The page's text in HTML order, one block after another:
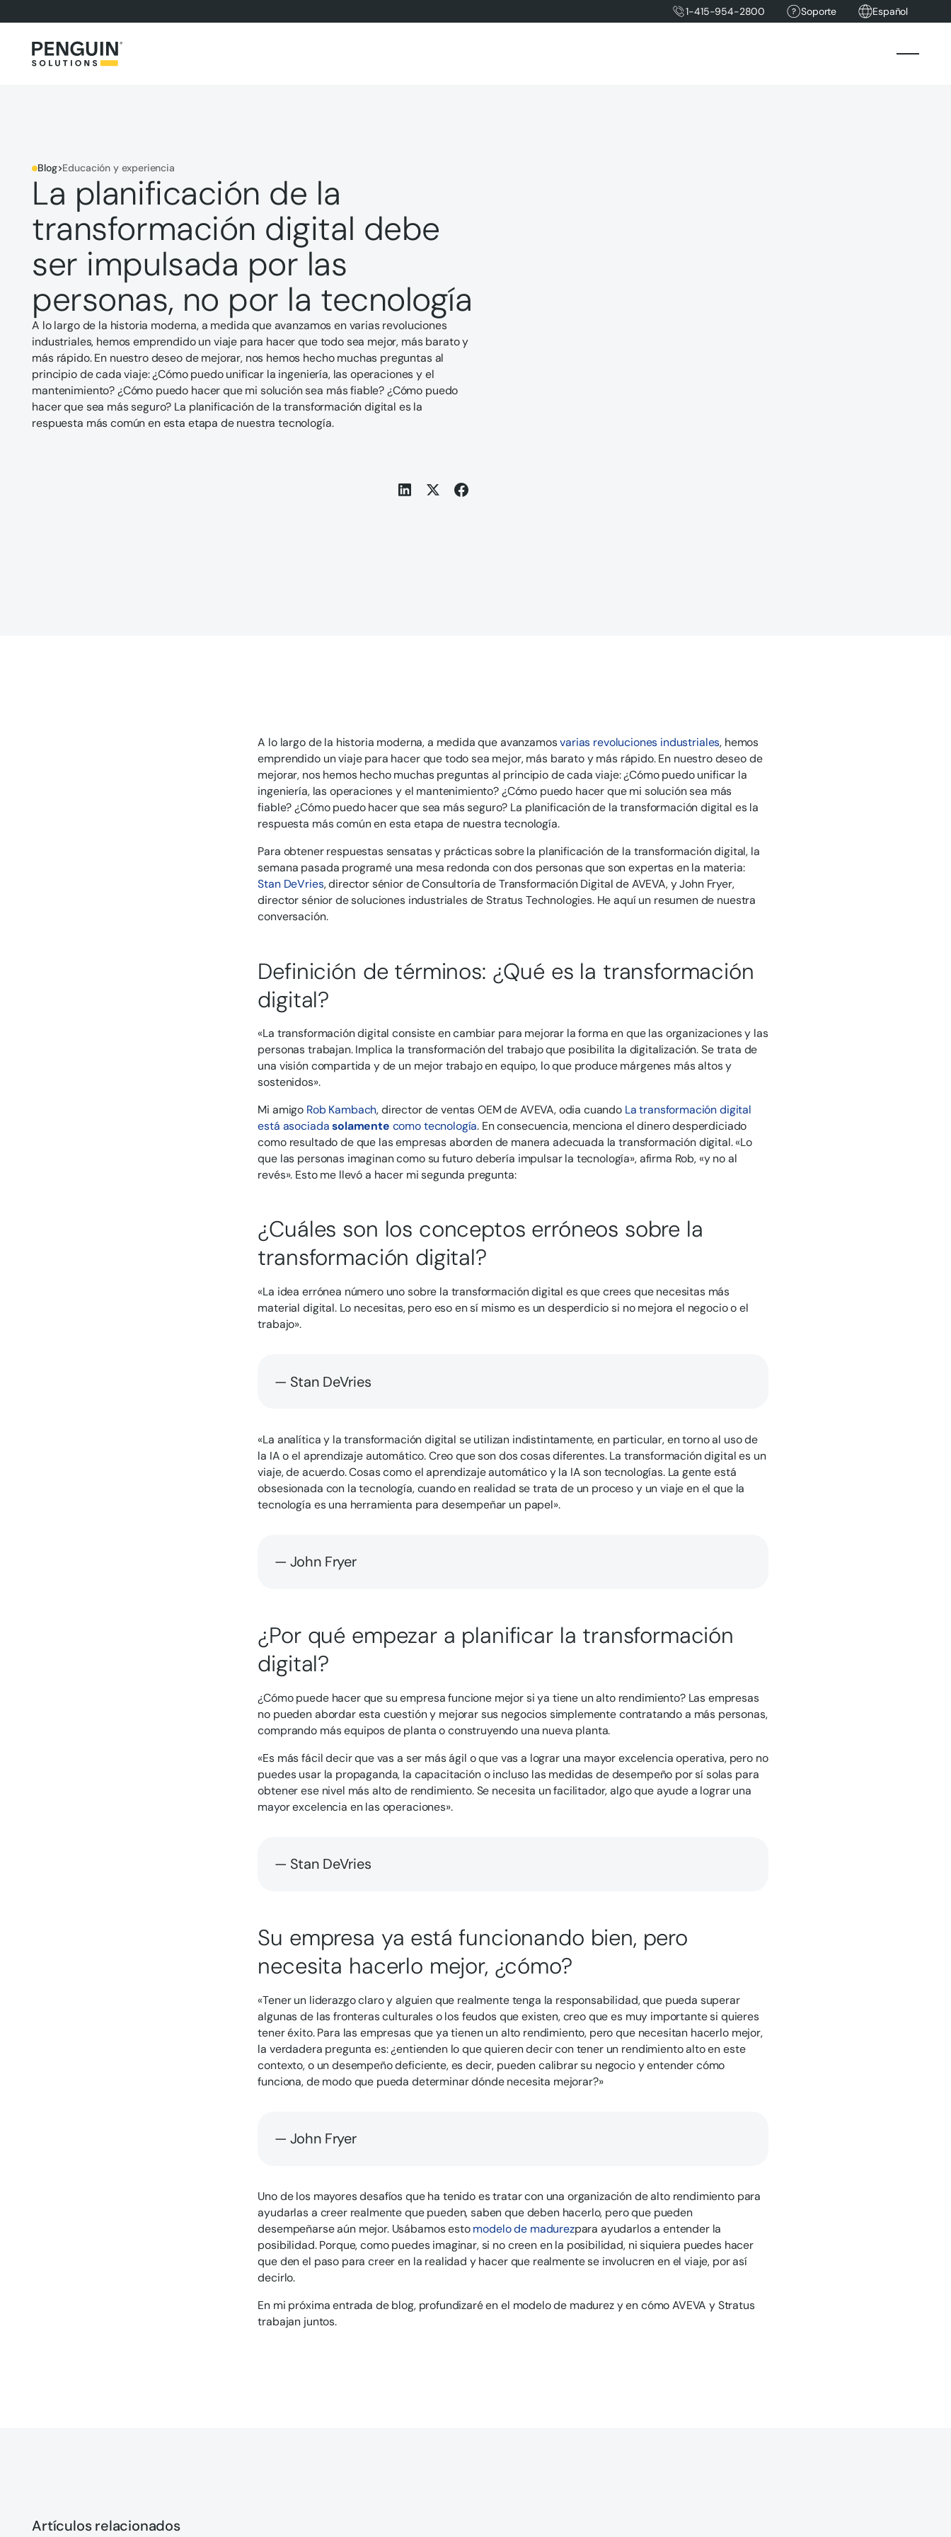
1-415-954-2800 Soporte Español
Blog>Educación y experiencia
La planificación de la
transformación digital debe
ser impulsada por las
personas, no por la tecnología
A lo largo de la historia moderna, a medida que avanzamos en varias revoluciones
industriales, hemos emprendido un viaje para hacer que todo sea mejor, más barato y
más rápido. En nuestro deseo de mejorar, nos hemos hecho muchas preguntas al
principio de cada viaje: ¿Cómo puedo unificar la ingeniería, las operaciones y el
mantenimiento? ¿Cómo puedo hacer que mi solución sea más fiable? ¿Cómo puedo
hacer que sea más seguro? La planificación de la transformación digital es la
respuesta más común en esta etapa de nuestra tecnología.
A lo largo de la historia moderna, a medida que avanzamosvarias revoluciones industriales, hemos
emprendido un viaje para hacer que todo sea mejor, más barato y más rápido. En nuestro deseo de
mejorar, nos hemos hecho muchas preguntas al principio de cada viaje: ¿Cómo puedo unificar la
ingeniería, las operaciones y el mantenimiento? ¿Cómo puedo hacer que mi solución sea más
fiable? ¿Cómo puedo hacer que sea más seguro? La planificación de la transformación digital es la
respuesta más común en esta etapa de nuestra tecnología.
Para obtener respuestas sensatas y prácticas sobre la planificación de la transformación digital, la
semana pasada programé una mesa redonda con dos personas que son expertas en la materia:
Stan DeVries, director sénior de Consultoría de Transformación Digital de AVEVA, y John Fryer,
director sénior de soluciones industriales de Stratus Technologies. He aquí un resumen de nuestra
conversación.
Definición de términos: ¿Qué es la transformación
digital?
«La transformación digital consiste en cambiar para mejorar la forma en que las organizaciones y las
personas trabajan. Implica la transformación del trabajo que posibilita la digitalización. Se trata de
una visión compartida y de un mejor trabajo en equipo, lo que produce márgenes más altos y
sostenidos».
Mi amigo Rob Kambach, director de ventas OEM de AVEVA, odia cuando La transformación digital
está asociadasolamente como tecnología. En consecuencia, menciona el dinero desperdiciado
como resultado de que las empresas aborden de manera adecuada la transformación digital. «Lo
que las personas imaginan como su futuro debería impulsar la tecnología», afirma Rob, «y no al
revés». Esto me llevó a hacer mi segunda pregunta:
¿Cuáles son los conceptos erróneos sobre la
transformación digital?
«La idea errónea número uno sobre la transformación digital es que crees que necesitas más
material digital. Lo necesitas, pero eso en sí mismo es un desperdicio si no mejora el negocio o el
trabajo».
— Stan DeVries
«La analítica y la transformación digital se utilizan indistintamente, en particular, en torno al uso de
la IA o el aprendizaje automático. Creo que son dos cosas diferentes. La transformación digital es un
viaje, de acuerdo. Cosas como el aprendizaje automático y la IA son tecnologías. La gente está
obsesionada con la tecnología, cuando en realidad se trata de un proceso y un viaje en el que la
tecnología es una herramienta para desempeñar un papel».
— John Fryer
¿Por qué empezar a planificar la transformación
digital?
¿Cómo puede hacer que su empresa funcione mejor si ya tiene un alto rendimiento? Las empresas
no pueden abordar esta cuestión y mejorar sus negocios simplemente contratando a más personas,
comprando más equipos de planta o construyendo una nueva planta.
«Es más fácil decir que vas a ser más ágil o que vas a lograr una mayor excelencia operativa, pero no
puedes usar la propaganda, la capacitación o incluso las medidas de desempeño por sí solas para
obtener ese nivel más alto de rendimiento. Se necesita un facilitador, algo que ayude a lograr una
mayor excelencia en las operaciones».
— Stan DeVries
Su empresa ya está funcionando bien, pero
necesita hacerlo mejor, ¿cómo?
«Tener un liderazgo claro y alguien que realmente tenga la responsabilidad, que pueda superar
algunas de las fronteras culturales o los feudos que existen, creo que es muy importante si quieres
tener éxito. Para las empresas que ya tienen un alto rendimiento, pero que necesitan hacerlo mejor,
la verdadera pregunta es: ¿entienden lo que quieren decir con tener un rendimiento alto en este
contexto, o un desempeño deficiente, es decir, pueden calibrar su negocio y entender cómo
funciona, de modo que pueda determinar dónde necesita mejorar?»
— John Fryer
Uno de los mayores desafíos que ha tenido es tratar con una organización de alto rendimiento para
ayudarlas a creer realmente que pueden, saben que deben hacerlo, pero que pueden
desempeñarse aún mejor. Usábamos estomodelo de madurezpara ayudarlos a entender la
posibilidad. Porque, como puedes imaginar, si no creen en la posibilidad, ni siquiera puedes hacer
que den el paso para creer en la realidad y hacer que realmente se involucren en el viaje, por así
decirlo.
En mi próxima entrada de blog, profundizaré en el modelo de madurez y en cómo AVEVA y Stratus
trabajan juntos.
Artículos relacionados